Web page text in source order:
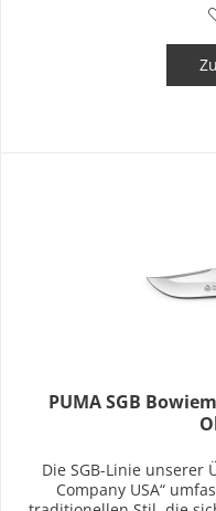
PUMA SGB
Die SGB-Linie unserer
Company USA“